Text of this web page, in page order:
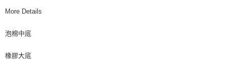
More Details
泡棉中底
橡膠大底